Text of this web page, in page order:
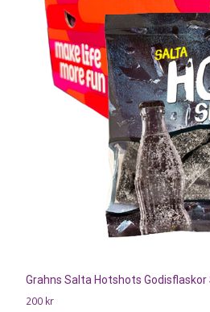
Grahns Salta Hotshots Godisflaskor
200 kr